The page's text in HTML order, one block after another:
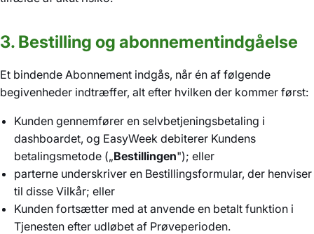
3. Bestilling og abonnementindgåelse
Et bindende Abonnement indgås, når én af følgende
begivenheder indtræffer, alt efter hvilken der kommer først:
Kunden gennemfører en selvbetjeningsbetaling i
dashboardet, og EasyWeek debiterer Kundens
betalingsmetode („Bestillingen"); eller
parterne underskriver en Bestillingsformular, der henviser
til disse Vilkår; eller
Kunden fortsætter med at anvende en betalt funktion i
Tjenesten efter udløbet af Prøveperioden.